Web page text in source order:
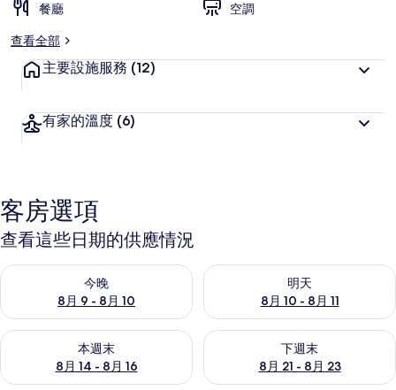
餐廳
空調
查看全部
主要設施服務 (12)
有家的溫度 (6)
客房選項
查看這些日期的供應情況
今晚
8月 9 - 8月 10
查看今晚 (8月 9 - 8月 10) 的供應情況
明天
8月 10 - 8月 11
查看明天 (8月 10 - 8月 11) 的
本週末
8月 14 - 8月 16
查看本週末 (8月 14 - 8月 16) 的供應情況
下週末
8月 21 - 8月 23
查看下週末 (8月 21 - 8月 23)